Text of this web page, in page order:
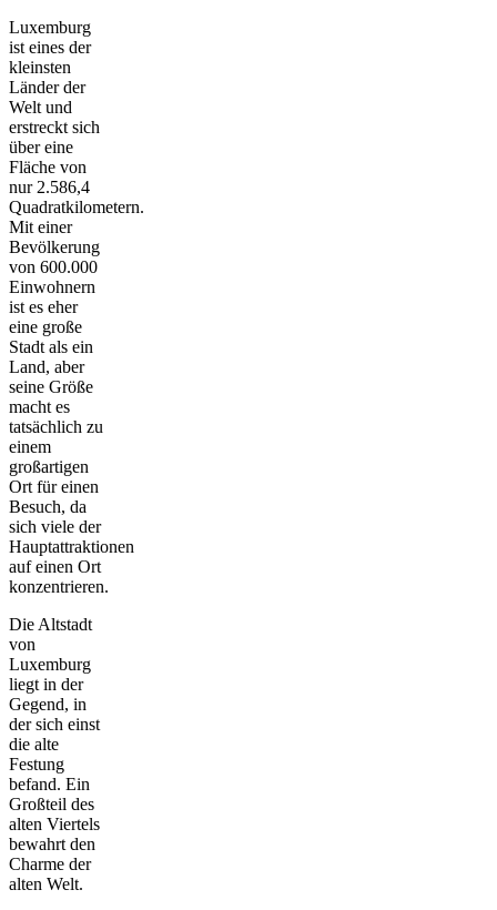
Luxemburg
ist eines der
kleinsten
Länder der
Welt und
erstreckt sich
über eine
Fläche von
nur 2.586,4
Quadratkilometern.
Mit einer
Bevölkerung
von 600.000
Einwohnern
ist es eher
eine große
Stadt als ein
Land, aber
seine Größe
macht es
tatsächlich zu
einem
großartigen
Ort für einen
Besuch, da
sich viele der
Hauptattraktionen
auf einen Ort
konzentrieren.
Die Altstadt
von
Luxemburg
liegt in der
Gegend, in
der sich einst
die alte
Festung
befand. Ein
Großteil des
alten Viertels
bewahrt den
Charme der
alten Welt.